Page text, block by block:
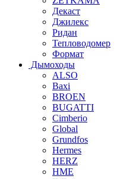
Декаст
Джилекс
Ридан
Тепловодомер
Формат
Дымоходы
ALSO
Baxi
BROEN
BUGATTI
Cimberio
Global
Grundfos
Hermes
HERZ
HME